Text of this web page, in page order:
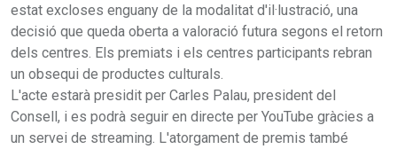
estat excloses enguany de la modalitat d'il·lustració, una
decisió que queda oberta a valoració futura segons el retorn
dels centres. Els premiats i els centres participants rebran
un obsequi de productes culturals.
L'acte estarà presidit per Carles Palau, president del
Consell, i es podrà seguir en directe per YouTube gràcies a
un servei de streaming. L'atorgament de premis també